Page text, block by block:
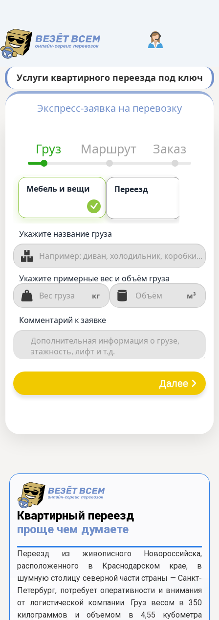
Услуги квартирного переезда под ключ
Экспресс-заявка на перевозку
Груз Маршрут Заказ
Мебель и вещи Переезд
Укажите название груза
Укажите примерные вес и объём груза
кг м³
Комментарий к заявке
Далее
Квартирный переезд
проще чем думаете
Переезд из живописного Новороссийска,
расположенного в Краснодарском крае, в
шумную столицу северной части страны — Санкт-
Петербург, потребует оперативности и внимания
от логистической компании. Груз весом в 350
килограммов и объемом в 4,55 кубометра